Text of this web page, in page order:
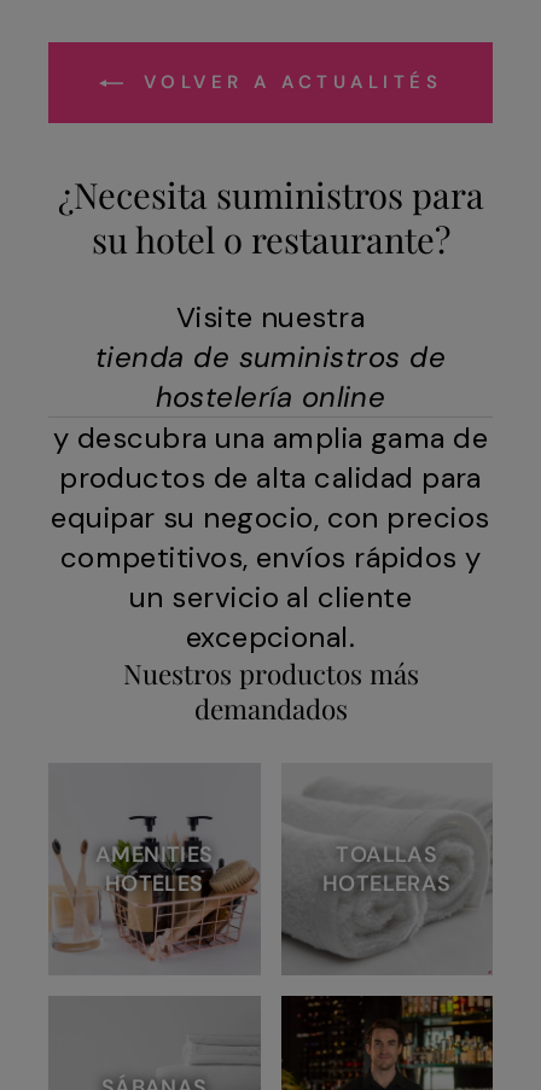
VOLVER A ACTUALITÉS
¿Necesita suministros para
su hotel o restaurante?
Visite nuestra
tienda de suministros de
hostelería online
y descubra una amplia gama de
productos de alta calidad para
equipar su negocio, con precios
competitivos, envíos rápidos y
un servicio al cliente
excepcional.
Nuestros productos más
demandados
AMENITIES
HOTELES
TOALLAS
HOTELERAS